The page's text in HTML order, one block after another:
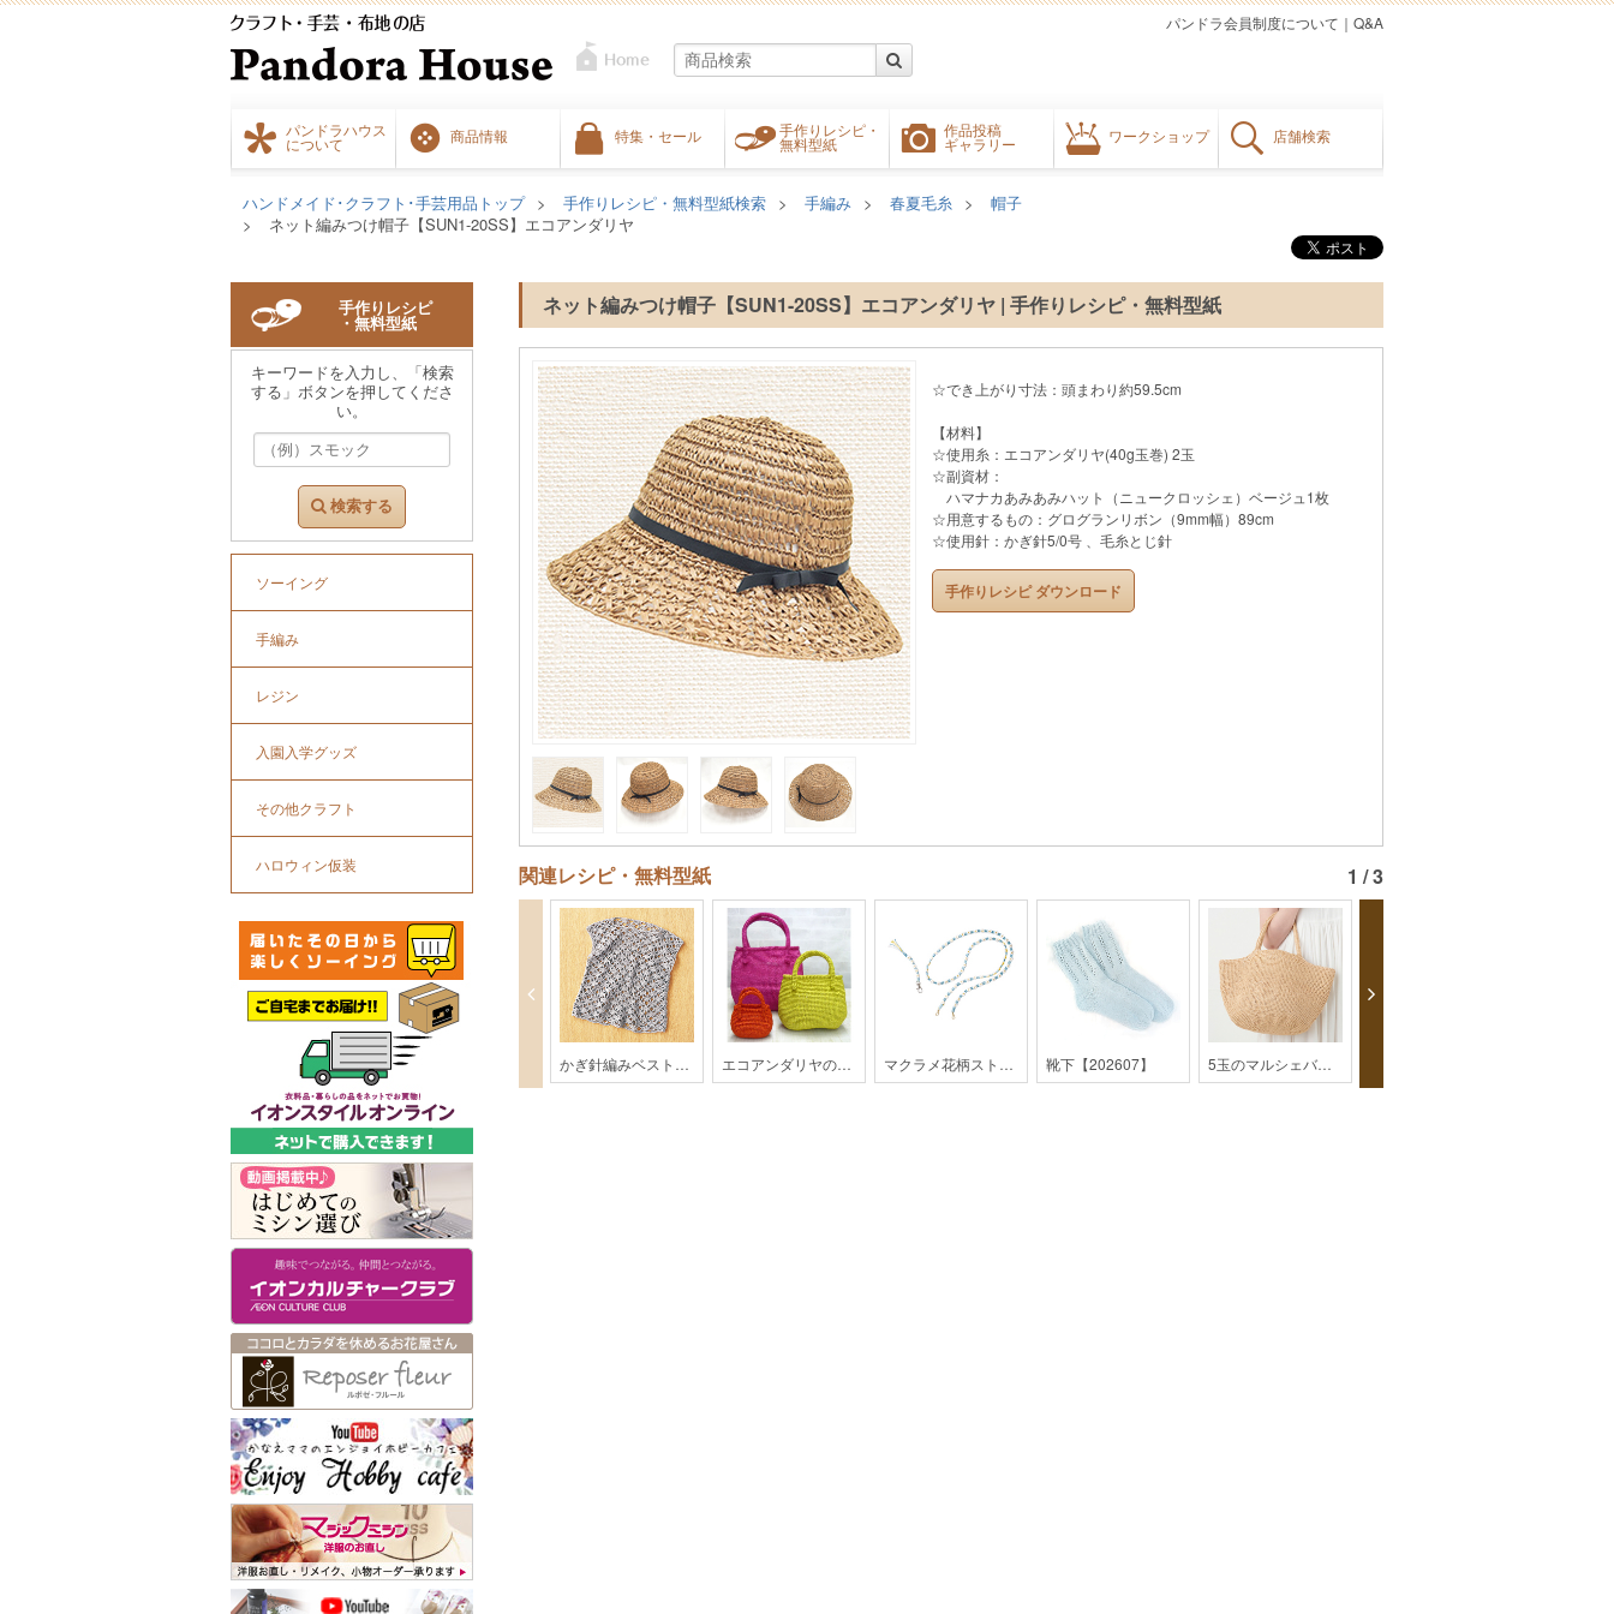
パンドラハウス
について
商品情報 特集・セール
手作りレシピ・
無料型紙
作品投稿
ギャラリー
ワークショップ 店舗検索
Q&A
｜
パンドラ会員制度について
ハンドメイド･クラフト･手芸用品トップ 手作りレシピ・無料型紙検索 手編み 春夏毛糸
帽子
ネット編みつけ帽子【SUN1-20SS】エコアンダリヤ
ネット編みつけ帽子【SUN1-20SS】エコアンダリヤ | 手作りレシピ・無料型紙
☆でき上がり寸法：頭まわり約59.5cm
【材料】
☆使用糸：エコアンダリヤ(40g玉巻) 2玉
☆副資材：
ハマナカあみあみハット（ニュークロッシェ）ベージュ1枚
☆用意するもの：グログランリボン（9mm幅）89cm
☆使用針：かぎ針5/0号 、毛糸とじ針
手作りレシピ ダウンロード
関連レシピ・無料型紙 1 / 3
かぎ針編みベスト【MO1-24SS】 エコアンダリヤのバッグ【 SUN-16SS】 マクラメ花柄ストラップ【MO-104-25SS】 靴下【202607】 5玉のマルシェバッグ【2019SS】
手作りレシピ
・無料型紙
キーワードを入力し、「検索
する」ボタンを押してくださ
い。
検索する
ソーイング
手編み
レジン
入園入学グッズ
その他クラフト
ハロウィン仮装